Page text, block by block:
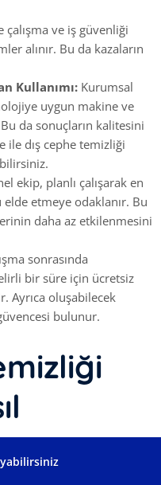
çalışma ve iş güvenliği
alınır. Bu da kazaların
Kullanımı: Kurumsal
uygun makine ve
da sonuçların kalitesini
ile dış cephe temizliği
ekip, planlı çalışarak en
etmeye odaklanır. Bu
daha az etkilenmesini
sonrasında
bir süre için ücretsiz
Ayrıca oluşabilecek
bulunur.